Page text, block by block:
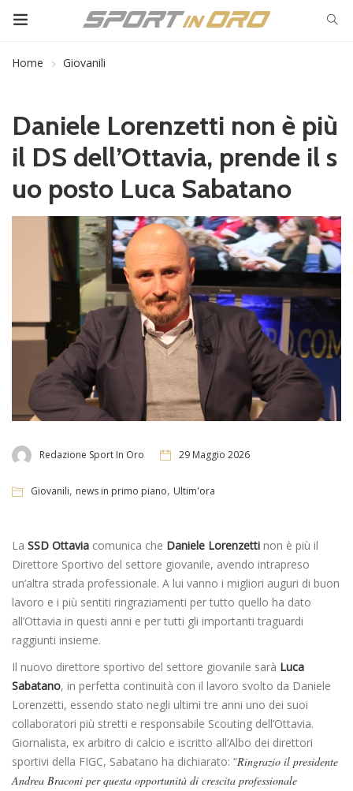
Home Giovanili
Daniele Lorenzetti non è più
il DS dell’Ottavia, prende il s
uo posto Luca Sabatano
Redazione Sport In Oro 29 Maggio 2026
Giovanili, news in primo piano, Ultim'ora
La SSD Ottavia comunica che Daniele Lorenzetti non è più il
Direttore Sportivo del settore giovanile, avendo intrapreso
un’altra strada professionale. A lui vanno i migliori auguri di buon
lavoro e i più sentiti ringraziamenti per tutto quello ha dato
all’Ottavia in questi anni e per tutti gli importanti traguardi
raggiunti insieme.
Il nuovo direttore sportivo del settore giovanile sarà Luca
Sabatano, in perfetta continuità con il lavoro svolto da Daniele
Lorenzetti, essendo stato negli ultimi tre anni uno dei suoi
collaboratori più stretti e responsabile Scouting dell’Ottavia.
Giornalista, ex arbitro di calcio e iscritto all’Albo dei direttori
sportivi della FIGC, Sabatano ha dichiarato: “Ringrazio il presidente
Andrea Braconi per questa opportunità di crescita professionale